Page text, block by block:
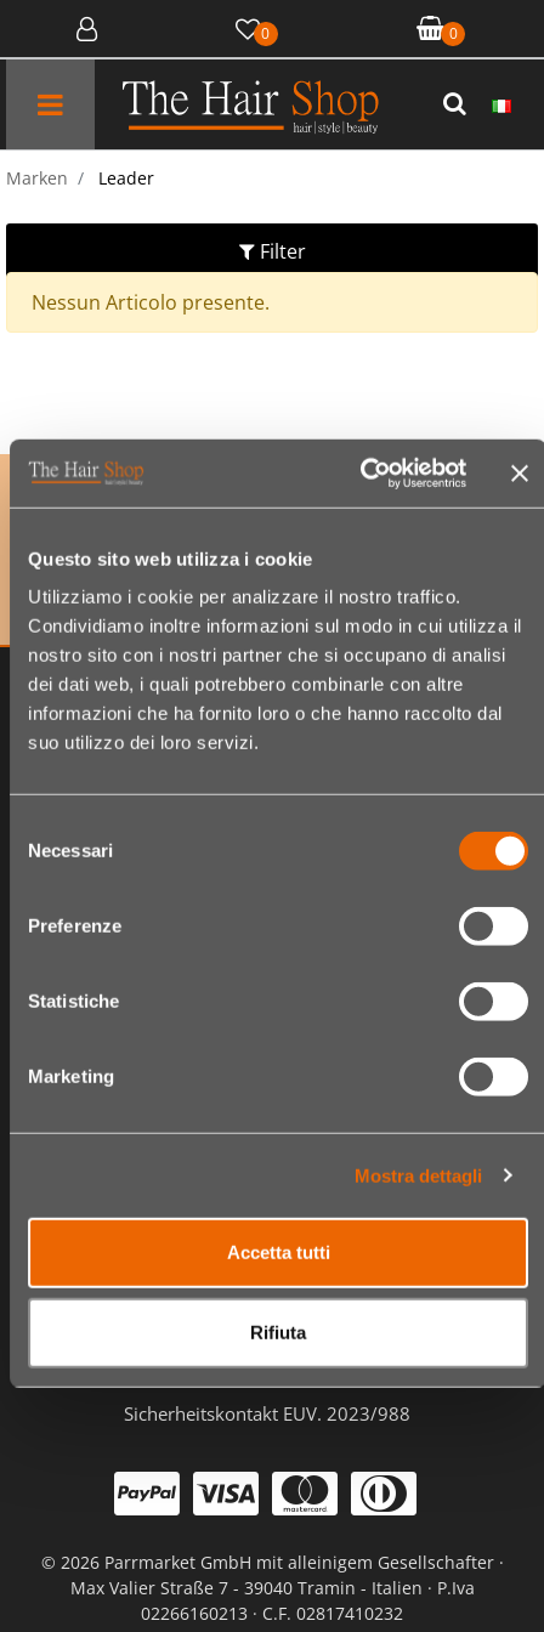
Questo sito web utilizza i cookie
Utilizziamo i cookie per analizzare il nostro traffico.
Condividiamo inoltre informazioni sul modo in cui utilizza il
nostro sito con i nostri partner che si occupano di analisi
dei dati web, i quali potrebbero combinarle con altre
informazioni che ha fornito loro o che hanno raccolto dal
suo utilizzo dei loro servizi.
delNecessari
Preferenze
Statistiche
Marketing
Mostra dettagli
Accetta tutti
Rifiuta
0 0
Open menu
Marken Leader
Filter
Nessun Articolo presente.
ABONNIERE UNSEREN NEWSLETTER
erhalten!
Über uns
Geschäfte
Videos
Produktsortiment
Bestellungen
Informationen
FAQ
Kontakt und Kundenbetreuung
Privacy und Cookie Policy
Geschäftsbedingungen
Sicherheitskontakt EUV. 2023/988
© 2026 Parrmarket GmbH mit alleinigem Gesellschafter ·
Max Valier Straße 7 - 39040 Tramin - Italien · P.Iva
02266160213 · C.F. 02817410232